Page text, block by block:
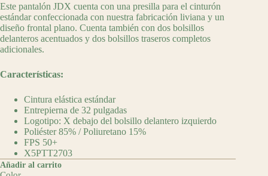
Este pantalón JDX cuenta con una presilla para el cinturón
estándar confeccionada con nuestra fabricación liviana y un
diseño frontal plano. Cuenta también con dos bolsillos
delanteros acentuados y dos bolsillos traseros completos
adicionales.
Características:
Cintura elástica estándar
Entrepierna de 32 pulgadas
Logotipo: X debajo del bolsillo delantero izquierdo
Poliéster 85% / Poliuretano 15%
FPS 50+
X5PTT2703
Añadir al carrito